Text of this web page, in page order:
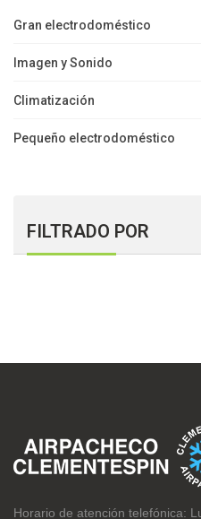
Gran electrodoméstico
Imagen y Sonido
Climatización
Pequeño electrodoméstico
FILTRADO POR
Horario de atención telefónica: